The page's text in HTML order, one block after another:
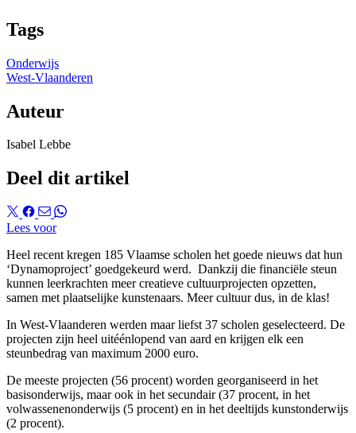
Tags
Onderwijs
West-Vlaanderen
Auteur
Isabel Lebbe
Deel dit artikel
Lees voor
Heel recent kregen 185 Vlaamse scholen het goede nieuws dat hun
‘Dynamoproject’ goedgekeurd werd. Dankzij die financiële steun
kunnen leerkrachten meer creatieve cultuurprojecten opzetten,
samen met plaatselijke kunstenaars. Meer cultuur dus, in de klas!
In West-Vlaanderen werden maar liefst 37 scholen geselecteerd. De
projecten zijn heel uitéénlopend van aard en krijgen elk een
steunbedrag van maximum 2000 euro.
De meeste projecten (56 procent) worden georganiseerd in het
basisonderwijs, maar ook in het secundair (37 procent, in het
volwassenenonderwijs (5 procent) en in het deeltijds kunstonderwijs
(2 procent).